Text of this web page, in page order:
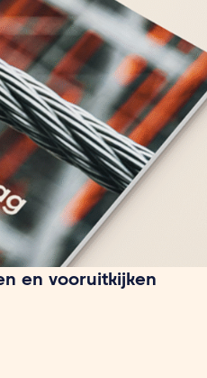
en vooruitkijken